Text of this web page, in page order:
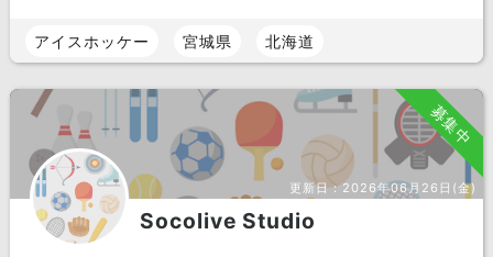
アイスホッケー 宮城県 北海道
募集中
更新日：2026年06月26日(金)
Socolive Studio